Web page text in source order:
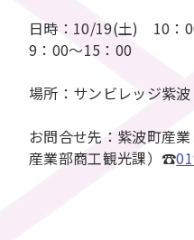
日時：10/19(土) 10
9：00～15：00
場所：サンビレッジ紫波
お問合せ先：紫波町産
産業部商工観光課）☎